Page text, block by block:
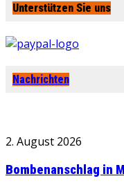
Unterstützen Sie uns
Nachrichten
2. August 2026
Bombenanschlag in